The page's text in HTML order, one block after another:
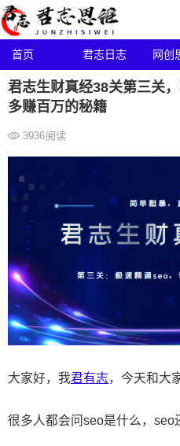
首页 君志日志 网创
君志生财真经38关第三关
多赚百万的秘籍
3936阅读
大家好，我君有志，今天和大
很多人都会问seo是什么，seo